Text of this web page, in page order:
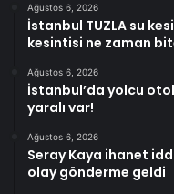
Ağustos 6, 2026
İstanbul TUZLA su
kesintisi ne zaman
Ağustos 6, 2026
İstanbul’da yolcu
yaralı var!
Ağustos 6, 2026
Seray Kaya ihanet
olay gönderme geldi